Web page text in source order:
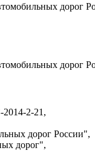
дорог
2-21,
дорог России",
дорог",